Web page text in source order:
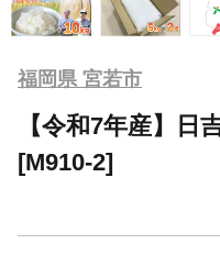
福岡県 宮若市
【令和7年産】日
[M910-2]